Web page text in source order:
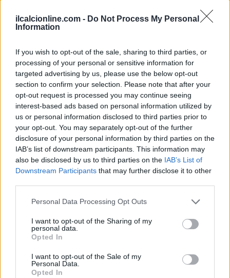
ilcalcionline.com - Do Not Process My Personal
Information
If you wish to opt-out of the sale, sharing to third parties, or
processing of your personal or sensitive information for
targeted advertising by us, please use the below opt-out
section to confirm your selection. Please note that after your
opt-out request is processed you may continue seeing
interest-based ads based on personal information utilized by
us or personal information disclosed to third parties prior to
your opt-out. You may separately opt-out of the further
disclosure of your personal information by third parties on the
IAB’s list of downstream participants. This information may
also be disclosed by us to third parties on the IAB’s List of
Downstream Participants that may further disclose it to other
Please note that this website/app uses one or more Google
not limited to your visit or usage behaviour. You may click to
grant or deny consent to Google and its third-party tags to
use your data for below specified purposes in below Google
consent section.
Personal Data Processing Opt Outs
I want to opt-out of the Sharing of my
personal data.
Opted In
I want to opt-out of the Sale of my
Personal Data.
Opted In